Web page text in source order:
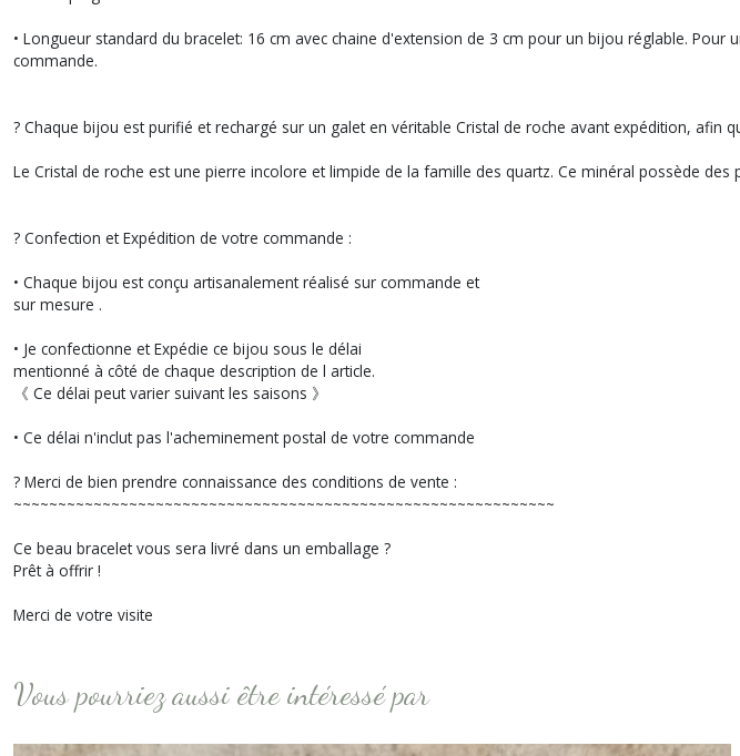
• Longueur standard du bracelet: 16 cm avec chaine d'extension de 3 cm pour un bijou réglable.
commande.
? Chaque bijou est purifié et rechargé sur un galet en véritable Cristal de roche avant expédition, afin
Le Cristal de roche est une pierre incolore et limpide de la famille des quartz. Ce minéral possède
? Confection et Expédition de votre commande :
• Chaque bijou est conçu artisanalement réalisé sur commande et
sur mesure .
• Je confectionne et Expédie ce bijou sous le délai
mentionné à côté de chaque description de l article.
《 Ce délai peut varier suivant les saisons 》
• Ce délai n'inclut pas l'acheminement postal de votre commande
? Merci de bien prendre connaissance des conditions de vente :
~~~~~~~~~~~~~~~~~~~~~~~~~~~~~~~~~~~~~~~~~~~~~~~~~~~~~~~~~~~~~
Ce beau bracelet vous sera livré dans un emballage ?
Prêt à offrir !
Merci de votre visite
Vous pourriez aussi être intéressé par